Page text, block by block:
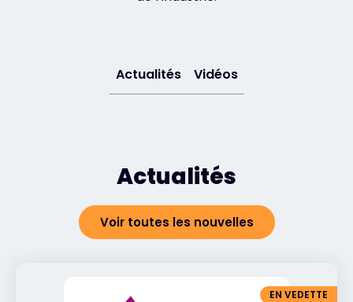
Contact
Actualités Vidéos
Actualités
Voir toutes les nouvelles
EN VEDETTE